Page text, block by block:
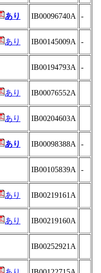
あり IB00096740A -
あり IB00145009A -
IB00194793A -
あり IB00076552A
あり IB00204603A
あり IB00098388A -
IB00105839A -
あり IB00219161A
あり IB00219160A
IB00252921A